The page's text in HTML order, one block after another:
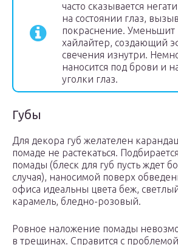
часто сказывается
на состоянии глаз,
покраснение. Уменьшит
хайлайтер, создающий
свечения изнутри.
наносится под брови и
уголки глаз.
Губы
Для декора губ желателен
помаде не растекаться.
помады (блеск для губ пусть ждет
случая), наносимой поверх
офиса идеальны цвета беж,
карамель, бледно-розовый.
Ровное наложение помады
в трещинах. Справится с